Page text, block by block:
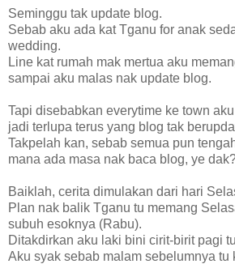
Seminggu tak update blog.
Sebab aku ada kat Tganu for anak
wedding.
Line kat rumah mak mertua aku
sampai aku malas nak update blog.
Tapi disebabkan everytime ke town
jadi terlupa terus yang blog tak
Takpelah kan, sebab semua pun
mana ada masa nak baca blog, ye
Baiklah, cerita dimulakan dari hari
Plan nak balik Tganu tu memang
subuh esoknya (Rabu).
Ditakdirkan aku laki bini cirit-birit pagi
Aku syak sebab malam sebelumnya tu